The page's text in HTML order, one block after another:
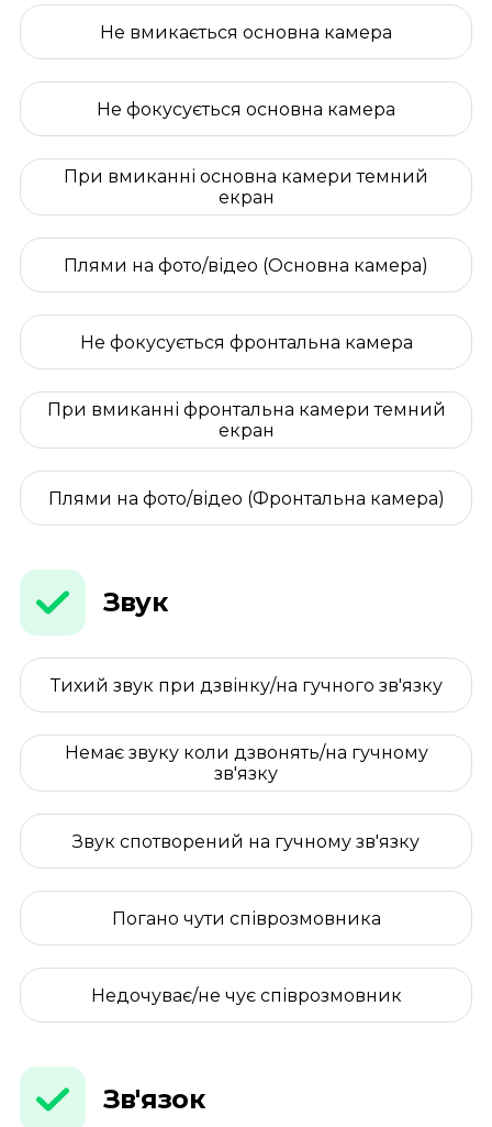
Не вмикається основна камера
Не фокусується основна камера
При вмиканні основна камери темний
екран
Плями на фото/відео (Основна камера)
Не фокусується фронтальна камера
При вмиканні фронтальна камери темний
екран
Плями на фото/відео (Фронтальна камера)
Звук
Тихий звук при дзвінку/на гучного зв'язку
Немає звуку коли дзвонять/на гучному
зв'язку
Звук спотворений на гучному зв'язку
Погано чути співрозмовника
Недочуває/не чує співрозмовник
Зв'язок